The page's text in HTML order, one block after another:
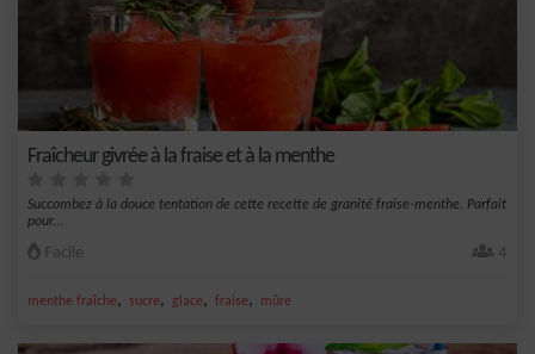
Fraîcheur givrée à la fraise et à la menthe
Succombez à la douce tentation de cette recette de granité fraise-menthe. Parfait
pour...
Facile 4
menthe fraîche, sucre, glace, fraise, mûre